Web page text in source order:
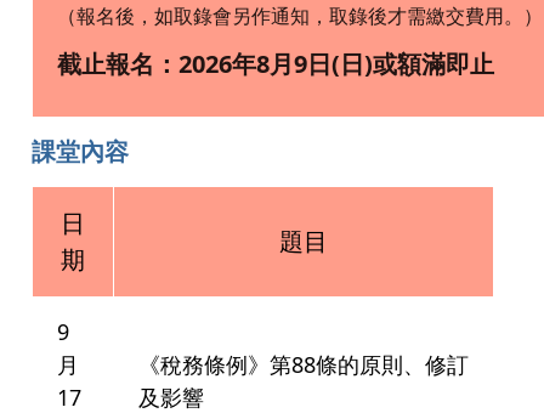
（報名後，如取錄會另作通知，取錄後才需繳交費用。）
截止報名：2026年8月9日(日)或額滿即止
課堂內容
日
期
題目
9
月
17
《稅務條例》第88條的原則、修訂
及影響